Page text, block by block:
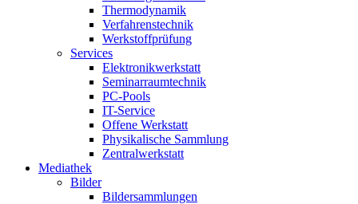
Thermodynamik
Verfahrenstechnik
Werkstoffprüfung
Services
Elektronikwerkstatt
Seminarraumtechnik
PC-Pools
IT-Service
Offene Werkstatt
Physikalische Sammlung
Zentralwerkstatt
Mediathek
Bilder
Bildersammlungen